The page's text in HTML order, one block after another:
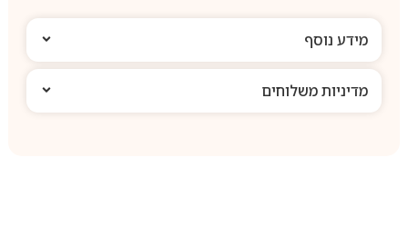
מידע נוסף
מדיניות משלוחים